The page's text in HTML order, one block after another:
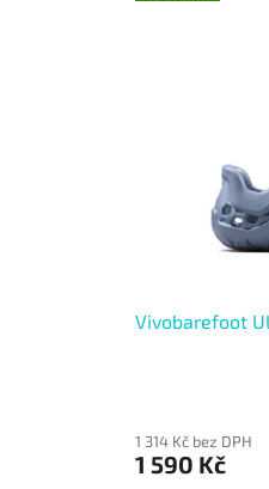
Vivobarefoot
1 314 Kč bez DPH
1 590 Kč